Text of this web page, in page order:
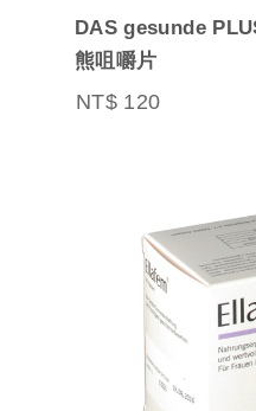
DAS gesunde
熊咀嚼片
NT$ 120